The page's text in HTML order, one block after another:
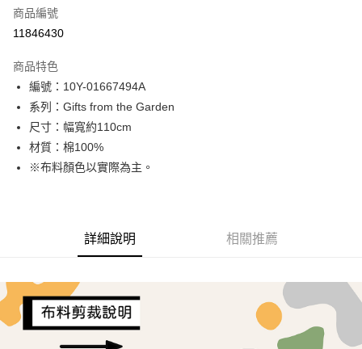
超商取貨付款
Apple Pay
街口支付
Google Pay
AFTEE先享後付
１．簡單：不需註冊會員、不需綁卡、不需儲值。
３．安心：先確認商品／服務後，再付款。
【「AFTEE先享後付」結帳流程】
１．於結帳方式選擇「AFTEE先享後付」後，將跳轉至「AFTEE先享後付」
結帳頁面，進行簡訊認證並確認金額後，即可完成結帳。
全家取貨付款
每筆NT$65，滿NT$1,500(含以上)免運費
商品編號
11846430
商品特色
編號：10Y-01667494A
系列：Gifts from the Garden
尺寸：幅寬約110cm
材質：棉100%
※布料顏色以實際為主。
詳細說明 相關推薦